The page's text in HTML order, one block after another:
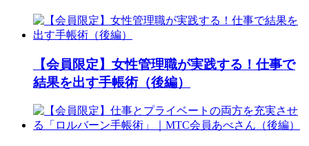
【会員限定】女性管理職が実践する！仕事で
結果を出す手帳術（後編）